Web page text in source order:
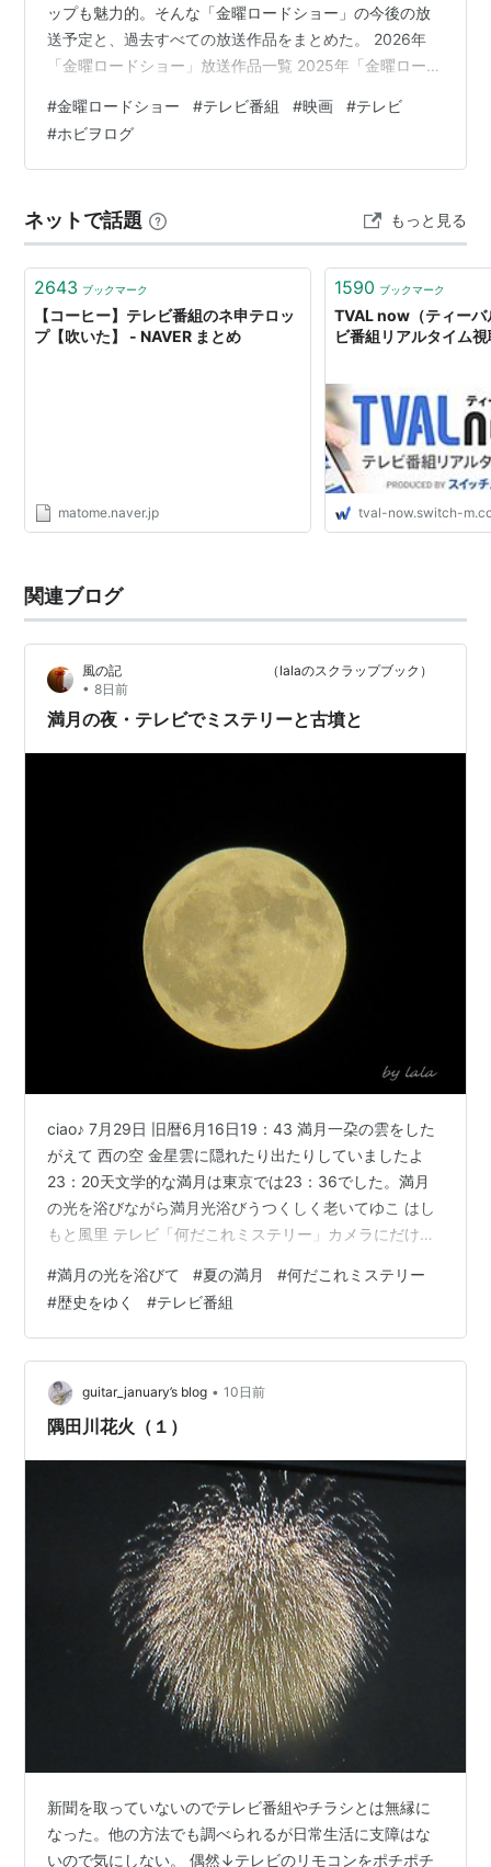
トーク番組
クイズ番組
音楽番組
歌番組
ニュース番組
ワイドショー
語学番組
深夜番組
帯番組
ローカル番組
新番組
長寿番組
裏番組
冠番組
ップも魅力的。そんな「金曜ロードショー」の今後の放
送予定と、過去すべての放送作品をまとめた。 2026年
「金曜ロードショー」放送作品一覧 2025年「金曜ロード
クナンバー 2023年「金曜ロードショー」バックナンバー
2022年「金曜ロードショー」バックナンバー 2021年
「金曜ロードショー/金曜ロードSHOW!」バックナンバー
「金曜ロードSHOW!」バックナンバー 2018年「…
#金曜ロードショー #テレビ番組 #映画 #テレビ
#ホビヲログ
ネットで話題 もっと見る
2643 ブックマーク
【コーヒー】テレビ番組のネ申テロッ
プ【吹いた】 - NAVER まとめ
matome.naver.jp
1590 ブックマーク
TVAL now（ティーバ
ビ番組リアルタイム
tval-now.switch-
関連ブログ
風の記 （lalaのスクラップブック）
• 8日前
満月の夜・テレビでミステリーと古墳と
ciao♪ 7月29日 旧暦6月16日19：43 満月一朶の雲をした
がえて 西の空 金星雲に隠れたり出たりしていましたよ
23：20天文学的な満月は東京では23：36でした。満月
の光を浴びながら満月光浴びうつくしく老いてゆこ はし
もと風里 テレビ「何だこれミステリー」カメラにだけに
の4世紀古墳 巨大な剣興味津々でした。 にほんブログ村
#満月の光を浴びて #夏の満月 #何だこれミステリー
#歴史をゆく #テレビ番組
guitar_january’s blog • 10日前
隅田川花火（１）
新聞を取っていないのでテレビ番組やチラシとは無縁に
なった。他の方法でも調べられるが日常生活に支障はな
いので気にしない。 偶然↓テレビのリモコンをポチポチ